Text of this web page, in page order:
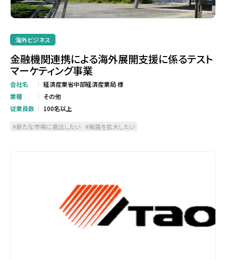
海外ビジネス
金融機関連携による海外展開支援に係るテスト
マーケティング事業
会社名
経済産業省中部経済産業局 様
業種
その他
従業員数
100名以上
新たな市場に進出したい 販路を拡大したい